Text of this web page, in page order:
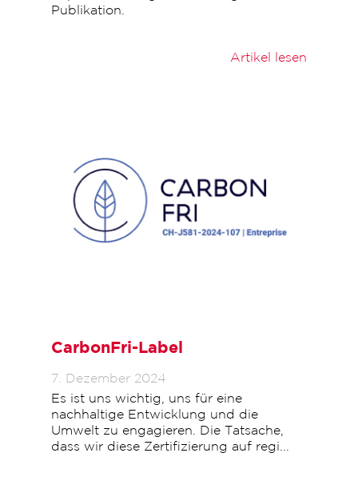
Publikation.
Artikel lesen
CarbonFri-Label
7. Dezember 2024
Es ist uns wichtig, uns für eine
nachhaltige Entwicklung und die
Umwelt zu engagieren. Die Tatsache,
dass wir diese Zertifizierung auf regi...